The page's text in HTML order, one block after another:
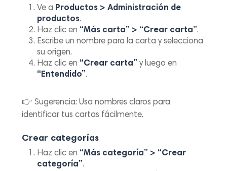
Ve a Productos > Administración de
productos.
Haz clic en “Más carta” > “Crear carta”.
Escribe un nombre para la carta y selecciona
su origen.
Haz clic en “Crear carta” y luego en
“Entendido”.
👉Sugerencia: Usa nombres claros para
identificar tus cartas fácilmente.
Crear categorías
Haz clic en “Más categoría” > “Crear
categoría”.